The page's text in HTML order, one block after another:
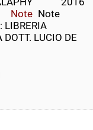
Note Note
LIBRERIA
LUCIO DE